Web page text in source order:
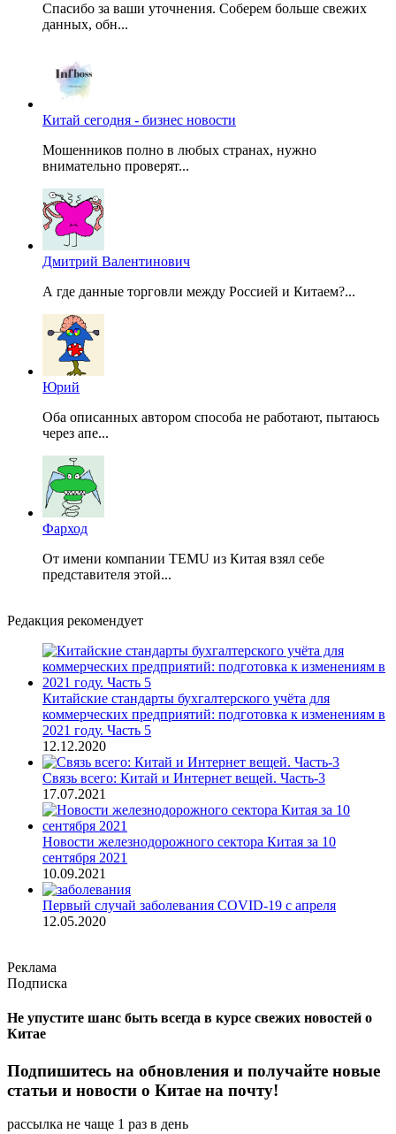
Спасибо за ваши уточнения. Соберем больше свежих
данных, обн...
Китай сегодня - бизнес новости
Мошенников полно в любых странах, нужно
внимательно проверят...
Дмитрий Валентинович
А где данные торговли между Россией и Китаем?...
Юрий
Оба описанных автором способа не работают, пытаюсь
через апе...
Фарход
От имени компании TEMU из Китая взял себе
представителя этой...
Редакция рекомендует
Китайские стандарты бухгалтерского учёта для
коммерческих предприятий: подготовка к изменениям в
2021 году. Часть 5
12.12.2020
Связь всего: Китай и Интернет вещей. Часть-3
17.07.2021
Новости железнодорожного сектора Китая за 10
сентября 2021
10.09.2021
Первый случай заболевания COVID-19 с апреля
12.05.2020
Реклама
Подписка
Не упустите шанс быть всегда в курсе свежих новостей о
Китае
Подпишитесь на обновления и получайте новые
статьи и новости о Китае на почту!
рассылка не чаще 1 раз в день